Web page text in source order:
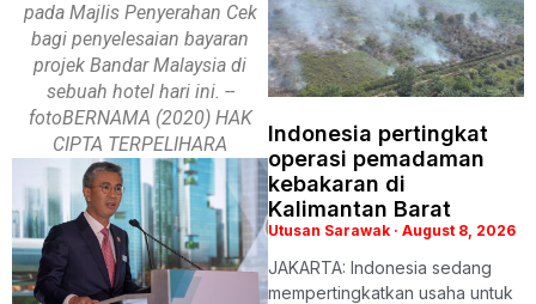
pada Majlis Penyerahan Cek
bagi penyelesaian bayaran
projek Bandar Malaysia di
sebuah hotel hari ini. --
fotoBERNAMA (2020) HAK
CIPTA TERPELIHARA
Indonesia pertingkat
operasi pemadaman
kebakaran di
Kalimantan Barat
Utusan Sarawak August 8, 2026
JAKARTA: Indonesia sedang
mempertingkatkan usaha untuk